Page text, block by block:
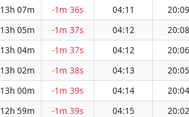
13h 07m -1m 36s 04:11 20:09
13h 05m -1m 37s 04:12 20:08
13h 04m -1m 37s 04:12 20:06
13h 02m -1m 38s 04:13 20:05
13h 00m -1m 39s 04:14 20:04
12h 59m -1m 39s 04:15 20:02